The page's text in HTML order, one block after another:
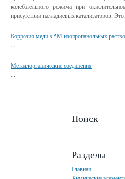
колебательного режима при
присутствии палладиевых катализаторов.
Коррозия меди в 5М изопропанольных
...
Металлорганические соединения
...
Поиск
Разделы
Главная